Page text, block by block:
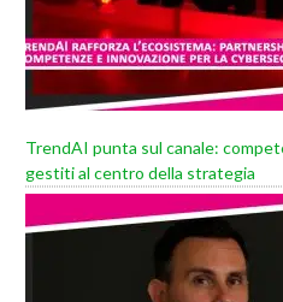
TrendAI punta sul canale:
gestiti al centro della strategia